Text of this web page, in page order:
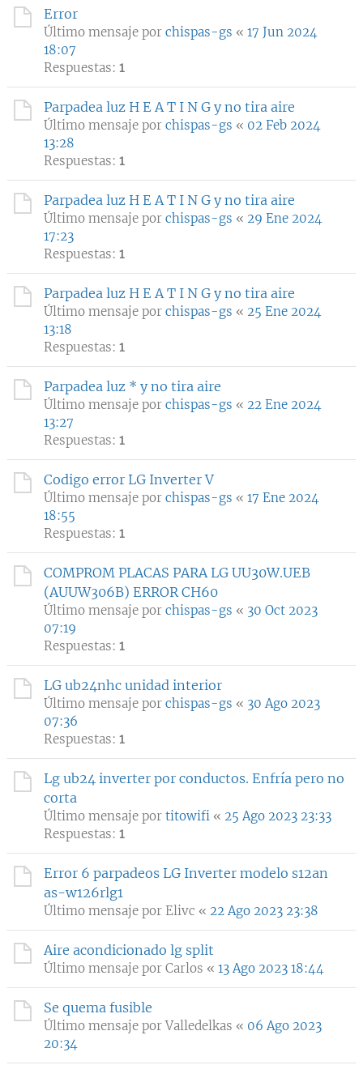
Error
Último mensaje por chispas-gs « 17 Jun 2024
18:07
Respuestas: 1
Parpadea luz H E A T I N G y no tira aire
Último mensaje por chispas-gs « 02 Feb 2024
13:28
Respuestas: 1
Parpadea luz H E A T I N G y no tira aire
Último mensaje por chispas-gs « 29 Ene 2024
17:23
Respuestas: 1
Parpadea luz H E A T I N G y no tira aire
Último mensaje por chispas-gs « 25 Ene 2024
13:18
Respuestas: 1
Parpadea luz * y no tira aire
Último mensaje por chispas-gs « 22 Ene 2024
13:27
Respuestas: 1
Codigo error LG Inverter V
Último mensaje por chispas-gs « 17 Ene 2024
18:55
Respuestas: 1
COMPROM PLACAS PARA LG UU30W.UEB
(AUUW306B) ERROR CH60
Último mensaje por chispas-gs « 30 Oct 2023
07:19
Respuestas: 1
LG ub24nhc unidad interior
Último mensaje por chispas-gs « 30 Ago 2023
07:36
Respuestas: 1
Lg ub24 inverter por conductos. Enfría pero no
corta
Último mensaje por titowifi « 25 Ago 2023 23:33
Respuestas: 1
Error 6 parpadeos LG Inverter modelo s12an
as-w126rlg1
Último mensaje por Elivc « 22 Ago 2023 23:38
Aire acondicionado lg split
Último mensaje por Carlos « 13 Ago 2023 18:44
Se quema fusible
Último mensaje porValledelkas « 06 Ago 2023
20:34